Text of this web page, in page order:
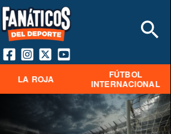
LA ROJA
FÚTBOL
INTERNACIONAL